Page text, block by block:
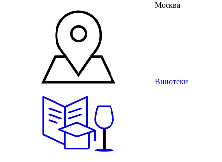
Москва
Винотеки